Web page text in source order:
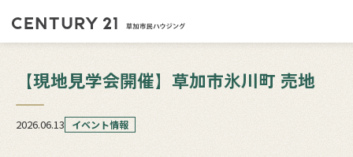
【現地見学会開催】草加市氷川町 売地
2026.06.13 イベント情報